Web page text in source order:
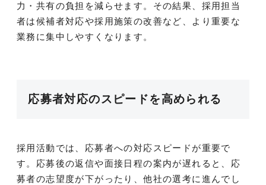
力・共有の負担を減らせます。その結果、採用担当
者は候補者対応や採用施策の改善など、より重要な
業務に集中しやすくなります。
応募者対応のスピードを高められる
採用活動では、応募者への対応スピードが重要で
す。応募後の返信や面接日程の案内が遅れると、応
募者の志望度が下がったり、他社の選考に進んでし